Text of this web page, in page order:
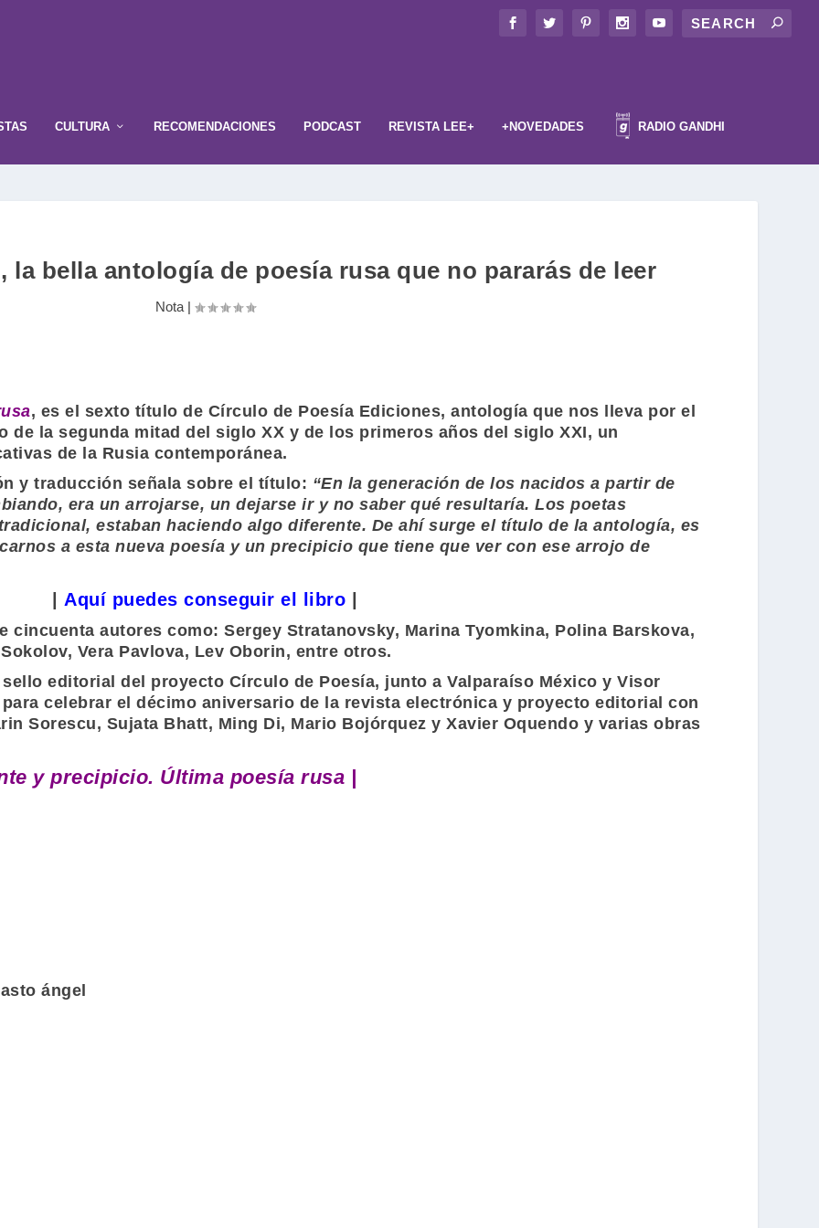
CULTURA RECOMENDACIONES PODCAST REVISTA LEE+ +NOVEDADES RADIO GANDHI
la bella antología de poesía rusa que no pararás de leer
Nota|
, es el sexto título de Círculo de Poesía Ediciones, antología que nos lleva por el
de la segunda mitad del siglo XX y de los primeros años del siglo XXI, un
de la Rusia contemporánea.
y traducción señala sobre el título: “En la generación de los nacidos a partir de
era un arrojarse, un dejarse ir y no saber qué resultaría. Los poetas
estaban haciendo algo diferente. De ahí surge el título de la antología, es
a esta nueva poesía y un precipicio que tiene que ver con ese arrojo de
Aquí puedes conseguir el libro
cincuenta autores como:Sergey Stratanovsky, Marina Tyomkina, Polina Barskova,
, Vera Pavlova, Lev Oborin, entre otros.
editorial del proyecto Círculo de Poesía, junto aValparaíso México yVisor
celebrar el décimo aniversario de la revista electrónica y proyecto editorial con
Sorescu, Sujata Bhatt, Ming Di, Mario Bojórquez y Xavier Oquendo y varias obras
y precipicio. Última poesía rusa |
ángel